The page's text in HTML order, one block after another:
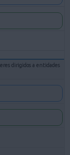
dirigidos a entidades